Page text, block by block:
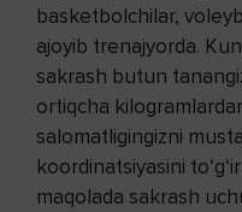
basketbolchilar,
ajoyib trenajyorda.
sakrash butun
ortiqcha
salomatligingizni
koordinatsiyasini
maqolada sakrash